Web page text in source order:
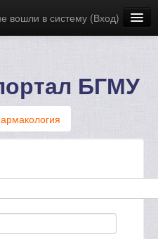
вошли в систему (Вход)
БГМУ